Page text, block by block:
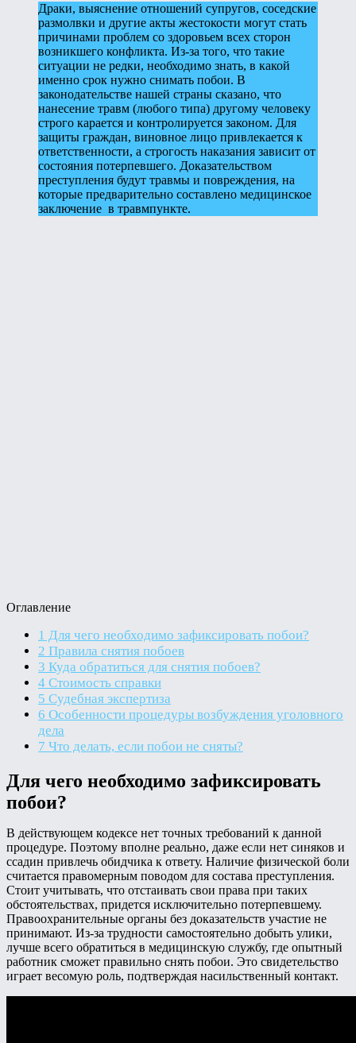
Драки, выяснение отношений супругов, соседские
размолвки и другие акты жестокости могут стать
причинами проблем со здоровьем всех сторон
возникшего конфликта. Из-за того, что такие
ситуации не редки, необходимо знать, в какой
именно срок нужно снимать побои. В
законодательстве нашей страны сказано, что
нанесение травм (любого типа) другому человеку
строго карается и контролируется законом. Для
защиты граждан, виновное лицо привлекается к
ответственности, а строгость наказания зависит от
состояния потерпевшего. Доказательством
преступления будут травмы и повреждения, на
которые предварительно составлено медицинское
заключение в травмпункте.
Оглавление
1 Для чего необходимо зафиксировать побои?
2 Правила снятия побоев
3 Куда обратиться для снятия побоев?
4 Стоимость справки
5 Судебная экспертиза
6 Особенности процедуры возбуждения уголовного
дела
7 Что делать, если побои не сняты?
Для чего необходимо зафиксировать
побои?
В действующем кодексе нет точных требований к данной
процедуре. Поэтому вполне реально, даже если нет синяков и
ссадин привлечь обидчика к ответу. Наличие физической боли
считается правомерным поводом для состава преступления.
Стоит учитывать, что отстаивать свои права при таких
обстоятельствах, придется исключительно потерпевшему.
Правоохранительные органы без доказательств участие не
принимают. Из-за трудности самостоятельно добыть улики,
лучше всего обратиться в медицинскую службу, где опытный
работник сможет правильно снять побои. Это свидетельство
играет весомую роль, подтверждая насильственный контакт.